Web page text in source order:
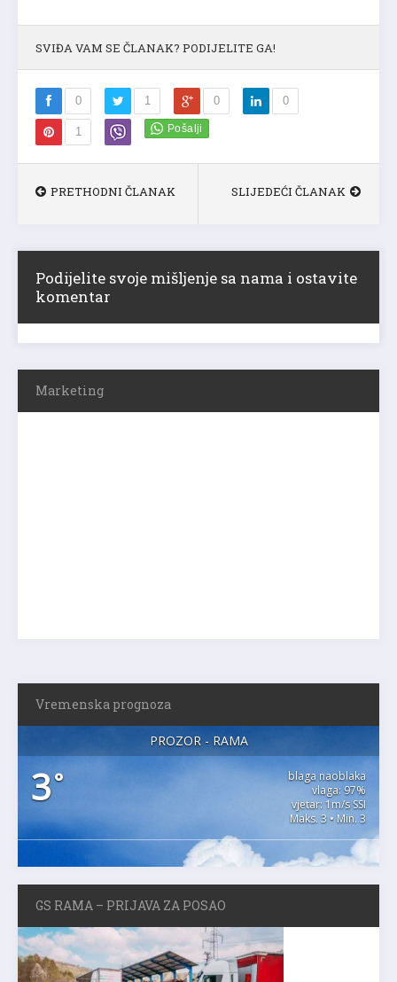
SVIĐA VAM SE ČLANAK? PODIJELITE GA!
0 1 0 0
1
PRETHODNI ČLANAK SLIJEDEĆI ČLANAK
Podijelite svoje mišljenje sa nama i ostavite
komentar
Marketing
Vremenska prognoza
PROZOR - RAMA
3°
blaga naoblaka
vlaga: 97%
vjetar: 1m/s SSI
Maks. 3 • Min. 3
GS RAMA – PRIJAVA ZA POSAO